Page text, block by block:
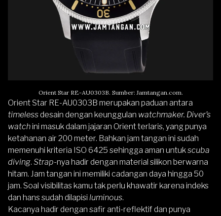
Orient Star RE-AU0303B. Sumber: Jamtangan.com.
Orient Star RE-AU0303B merupakan paduan antara
timelessdesain dengan keunggulan watchmaker. Diver’s
watchini masuk dalam jajaran Orient terlaris, yang punya
ketahanan air 200 meter. Bahkan jam tangan ini sudah
memenuhi kriteria ISO 6425 sehingga aman untukscuba
diving. Strap-nya hadir dengan material silikon berwarna
hitam. Jam tangan ini memiliki cadangan daya hingga 50
jam. Soal visibilitas kamu tak perlu khawatir karena indeks
dan hans sudah dilapisi luminous.
Kacanya hadir dengan safir anti-reflektif dan punya